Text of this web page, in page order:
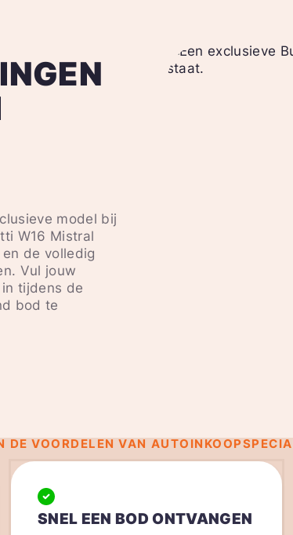
model bij
W16 Mistral
de volledig
Vul jouw
tijdens de
bod te
DE VOORDELEN VAN
SNEL EEN BOD ONTVANGEN